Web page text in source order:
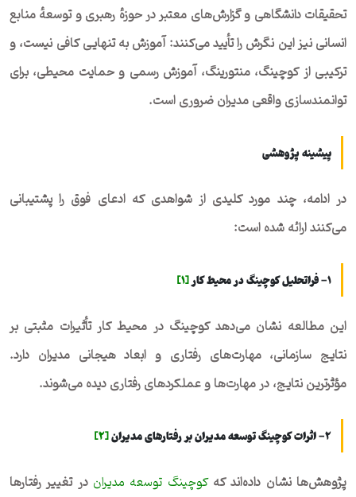
تحقیقات دانشگاهی و گزارش‌های معتبر در حوزهٔ رهبری و توسعهٔ منابع
انسانی نیز این نگرش را تأیید می‌کنند: آموزش به تنهایی کافی نیست، و
ترکیبی از کوچینگ، منتورینگ، آموزش رسمی و حمایت محیطی، برای
توانمندسازی واقعی مدیران ضروری است.
پیشینه پژوهشی
در ادامه، چند مورد کلیدی از شواهدی که ادعای فوق را پشتیبانی
می‌کنند ارائه شده است:
۱- فرا‌تحلیل کوچینگ در محیط کار [1]
این مطالعه نشان می‌دهد کوچینگ در محیط کار تأثیرات مثبتی بر
نتایج سازمانی، مهارت‌های رفتاری و ابعاد هیجانی مدیران دارد.
مؤثرترین نتایج، در مهارت‌ها و عملکردهای رفتاری دیده می‌شوند.
۲- اثرات کوچینگ توسعه مدیران بر رفتارهای مدیران [2]
پژوهش‌ها نشان داده‌اند کهکوچینگ توسعه مدیران در تغییر رفتارها